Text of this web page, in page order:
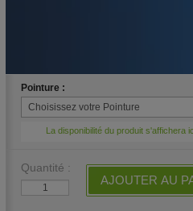
Pointure :
La disponibilité du produit s'affichera
Quantité :
AJOUTER AU